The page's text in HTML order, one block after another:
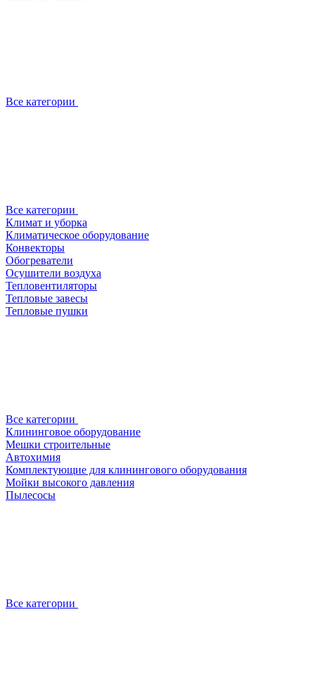
Все категории
Все категории
Климат и уборка
Климатическое оборудование
Конвекторы
Обогреватели
Осушители воздуха
Тепловентиляторы
Тепловые завесы
Тепловые пушки
Все категории
Клининговое оборудование
Мешки строительные
Автохимия
Комплектующие для клинингового оборудования
Мойки высокого давления
Пылесосы
Все категории